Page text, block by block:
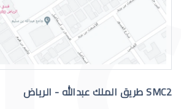
التهاب عيون الاطفال الرضع
SMC2 طريق الملك عبدالله - الرياض